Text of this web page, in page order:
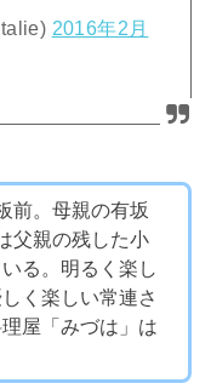
2016年2月
前。母親の有坂
父親の残した小
る。明るく楽し
く楽しい常連さ
屋「みづは」は